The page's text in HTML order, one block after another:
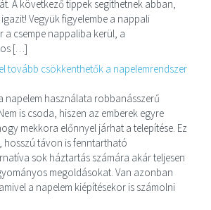
A következő tippek segíthetnek abban,
Vegyük figyelembe a nappali
a csempe nappaliba kerül, a
[…]
tovább csökkenthetők a napelemrendszer
napelem használata robbanásszerű
is csoda, hiszen az emberek egyre
mekkora előnnyel járhat a telepítése. Ez
hosszú távon is fenntartható
sok háztartás számára akár teljesen
megoldásokat. Van azonban
a napelem kiépítésekor is számolni